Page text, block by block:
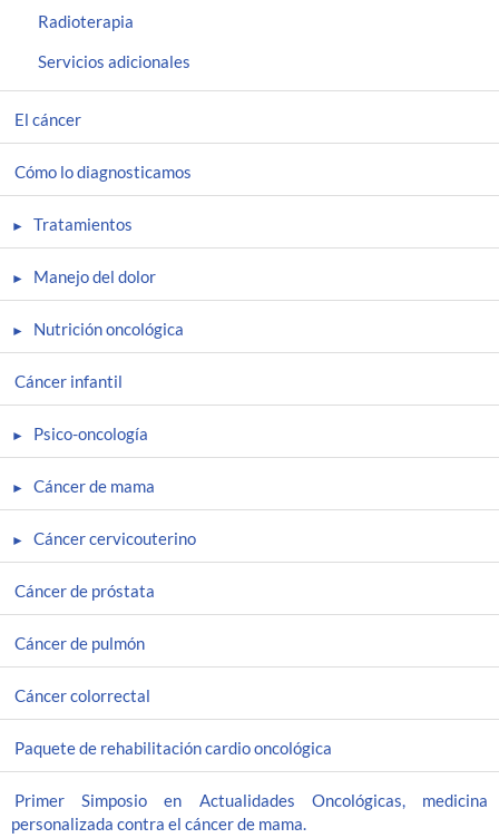
Radioterapia
Servicios adicionales
El cáncer
Cómo lo diagnosticamos
Tratamientos
Manejo del dolor
Nutrición oncológica
Cáncer infantil
Psico-oncología
Cáncer de mama
Cáncer cervicouterino
Cáncer de próstata
Cáncer de pulmón
Cáncer colorrectal
Paquete de rehabilitación cardio oncológica
Primer Simposio en Actualidades Oncológicas, medicina
personalizada contra el cáncer de mama.